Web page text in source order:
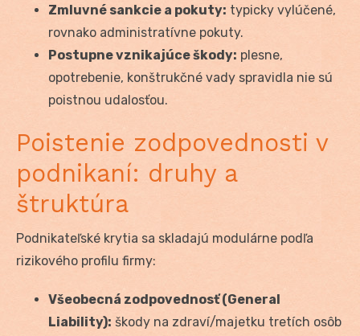
Zmluvné sankcie a pokuty: typicky vylúčené,
rovnako administratívne pokuty.
Postupne vznikajúce škody: plesne,
opotrebenie, konštrukčné vady spravidla nie sú
poistnou udalosťou.
Poistenie zodpovednosti v
podnikaní: druhy a
štruktúra
Podnikateľské krytia sa skladajú modulárne podľa
rizikového profilu firmy:
Všeobecná zodpovednosť (General
Liability): škody na zdraví/majetku tretích osôb